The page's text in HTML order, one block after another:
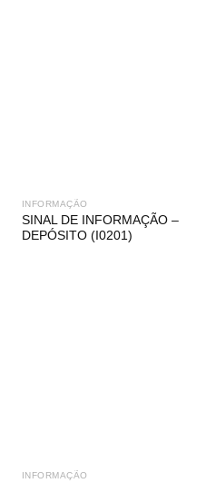
INFORMAÇÃO
SINAL DE INFORMAÇÃO –
DEPÓSITO (I0201)
INFORMAÇÃO